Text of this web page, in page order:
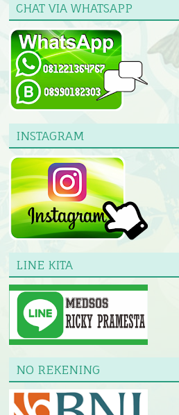
CHAT VIA WHATSAPP
INSTAGRAM
LINE KITA
NO REKENING